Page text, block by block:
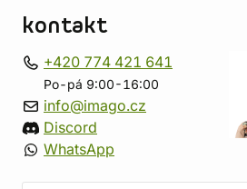
kontakt
+420 774 421 641
Po-pá 9:00-16:00
info@imago.cz
Discord
WhatsApp